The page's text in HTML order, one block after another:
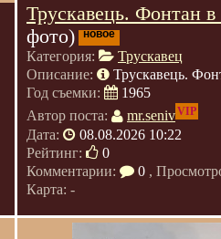
Трускавець. Фонтан в
фото)
новое
Категория:
Трускавец
Описание:
Трускавець.
Год съемки:
1965
Автор поста:
mr.senivVIP
Дата:
08.08.2026 10:22
Рейтинг:
0
Комментарии:
0 ,
Карта: -